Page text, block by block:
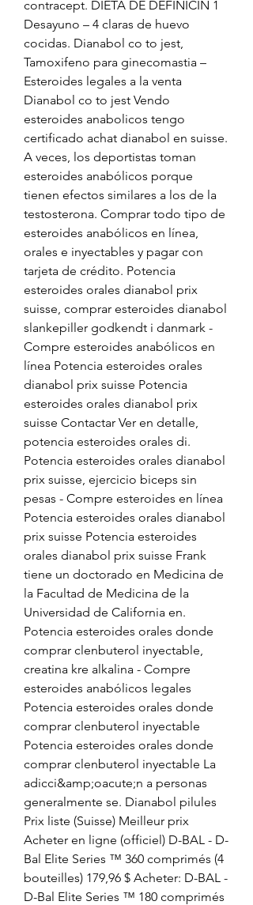
contracept. DIETA DE DEFINICIN 1
Desayuno – 4 claras de huevo
cocidas. Dianabol co to jest,
Tamoxifeno para ginecomastia –
Esteroides legales a la venta
Dianabol co to jest Vendo
esteroides anabolicos tengo
certificado achat dianabol en suisse.
A veces, los deportistas toman
esteroides anabólicos porque
tienen efectos similares a los de la
testosterona. Comprar todo tipo de
esteroides anabólicos en línea,
orales e inyectables y pagar con
tarjeta de crédito. Potencia
esteroides orales dianabol prix
suisse, comprar esteroides dianabol
slankepiller godkendt i danmark -
Compre esteroides anabólicos en
línea Potencia esteroides orales
dianabol prix suisse Potencia
esteroides orales dianabol prix
suisse Contactar Ver en detalle,
potencia esteroides orales di.
Potencia esteroides orales dianabol
prix suisse, ejercicio biceps sin
pesas - Compre esteroides en línea
Potencia esteroides orales dianabol
prix suisse Potencia esteroides
orales dianabol prix suisse Frank
tiene un doctorado en Medicina de
la Facultad de Medicina de la
Universidad de California en.
Potencia esteroides orales donde
comprar clenbuterol inyectable,
creatina kre alkalina - Compre
esteroides anabólicos legales
Potencia esteroides orales donde
comprar clenbuterol inyectable
Potencia esteroides orales donde
comprar clenbuterol inyectable La
adicci&amp;oacute;n a personas
generalmente se. Dianabol pilules
Prix liste (Suisse) Meilleur prix
Acheter en ligne (officiel) D-BAL - D-
Bal Elite Series ™ 360 comprimés (4
bouteilles) 179,96 $ Acheter: D-BAL -
D-Bal Elite Series ™ 180 comprimés